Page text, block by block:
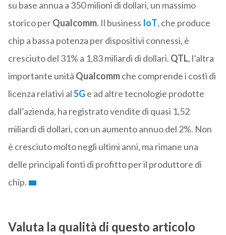
su base annua a 350 milioni di dollari, un massimo
storico perQualcomm. Il business IoT, che produce
chip a bassa potenza per dispositivi connessi, è
cresciuto del 31% a 1,83 miliardi di dollari. QTL, l’altra
importante unità Qualcommche comprende i costi di
licenza relativi al5Ge ad altre tecnologie prodotte
dall’azienda, ha registrato vendite di quasi 1,52
miliardi di dollari, con un aumento annuo del 2%. Non
è cresciuto molto negli ultimi anni, ma rimane una
delle principali fonti di profitto per il produttore di
chip.
Valuta la qualità di questo articolo